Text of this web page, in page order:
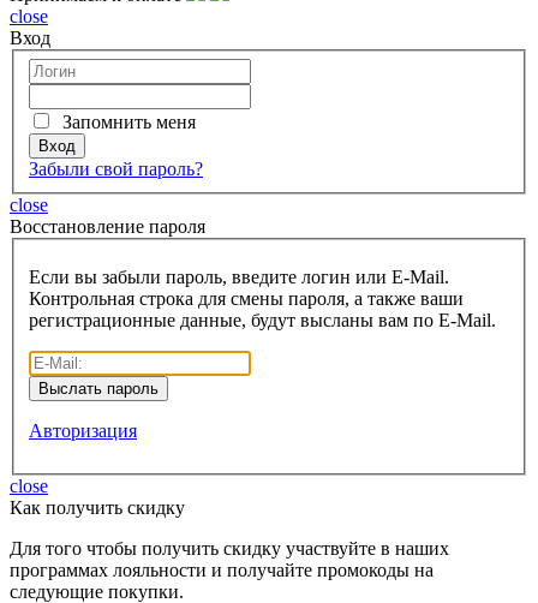
close
Вход
Запомнить меня
Забыли свой пароль?
close
Восcтановление пароля
Если вы забыли пароль, введите логин или E-Mail.
Контрольная строка для смены пароля, а также ваши
регистрационные данные, будут высланы вам по E-Mail.
Авторизация
close
Как получить скидку
Для того чтобы получить скидку участвуйте в наших
программах лояльности и получайте промокоды на
следующие покупки.